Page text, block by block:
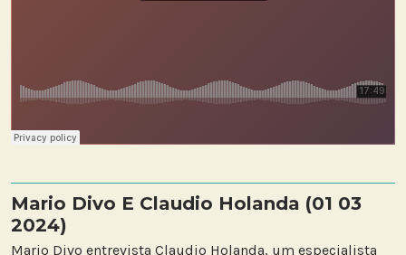
Mario Divo E Claudio Holanda (01 03
2024)
Mario Divo entrevista Claudio Holanda, um especialista